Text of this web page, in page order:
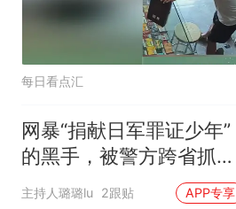
每日看点汇
网暴“捐献日军罪证少年”
的黑手，被警方跨省抓
捕！
主持人璐璐lu 2跟贴 APP专享